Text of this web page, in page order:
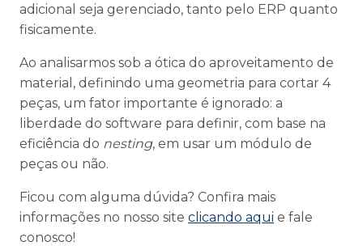
adicional seja gerenciado, tanto pelo ERP quanto
fisicamente.
Ao analisarmos sob a ótica do aproveitamento de
material, definindo uma geometria para cortar 4
peças, um fator importante é ignorado: a
liberdade do software para definir, com base na
eficiência do nesting, em usar um módulo de
peças ou não.
Ficou com alguma dúvida? Confira mais
informações no nosso site clicando aqui e fale
conosco!